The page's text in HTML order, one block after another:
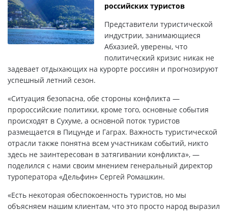
российских туристов
Представители туристической
индустрии, занимающиеся
Абхазией, уверены, что
политический кризис никак не
задевает отдыхающих на курорте россиян и прогнозируют
успешный летний сезон.
«Ситуация безопасна, обе стороны конфликта —
пророссийские политики, кроме того, основные события
происходят в Сухуме, а основной поток туристов
размещается в Пицунде и Гаграх. Важность туристической
отрасли также понятна всем участникам событий, никто
здесь не заинтересован в затягивании конфликта», —
поделился с нами своим мнением генеральный директор
туроператора «Дельфин» Сергей Ромашкин.
«Есть некоторая обеспокоенность туристов, но мы
объясняем нашим клиентам, что это просто народ выразил